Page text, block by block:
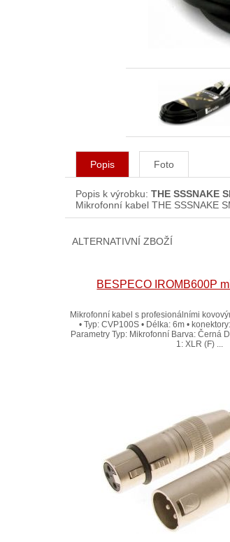
Popis Foto
Popis k výrobku: THE SSSNAKE
Mikrofonní kabel THE SSSNAKE
ALTERNATIVNÍ ZBOŽÍ
BESPECO IROMB600P
Mikrofonní kabel s profesionálními
• Typ: CVP100S • Délka: 6m •
Parametry Typ: Mikrofonní Barva: Černá
1: XLR (F) ...